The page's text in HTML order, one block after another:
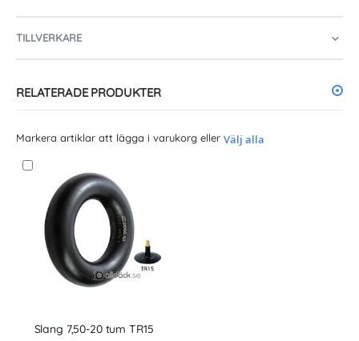
TILLVERKARE
RELATERADE PRODUKTER
Markera artiklar att lägga i varukorg eller Välj alla
Slang 7,50-20 tum TR15